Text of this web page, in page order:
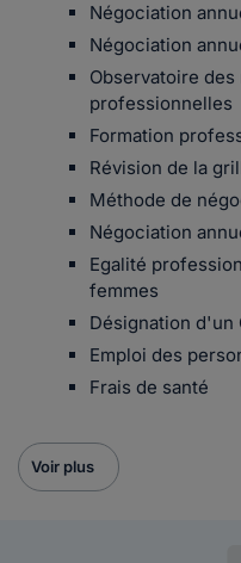
Négociation
Négociation
Observatoire
professionnelles
Formation
Révision de la
Méthode de
Négociation
Egalité
femmes
Désignation d'un
Emploi des
Frais de santé
Voir plus